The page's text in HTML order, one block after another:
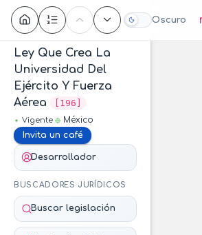
Oscuro
Contenido
Ley Que Crea La
Universidad Del
Ejército Y Fuerza
Aérea
[196]
Vigente
México
Invita un café
Desarrollador
BUSCADORES JURÍDICOS
Buscar legislación